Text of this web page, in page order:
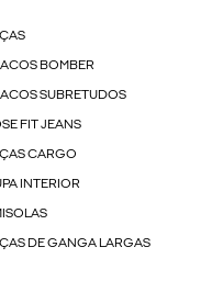
BOMBER
SUBRETUDOS
FIT JEANS
CARGO
INTERIOR
DE GANGA LARGAS